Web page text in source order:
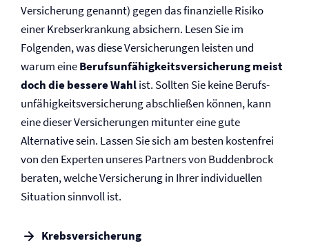
Versicherung genannt) gegen das finanzielle Risiko
einer Krebserkrankung absichern. Lesen Sie im
Folgenden, was diese Versicherungen leisten und
warum eineBerufs­unfähigkeits­versicherung meist
doch die bessere Wahlist. Sollten Sie keine Berufs­
unfähigkeits­versicherung abschließen können, kann
eine dieser Versicherungen mitunter eine gute
Alternative sein. Lassen Sie sich am besten kostenfrei
von den Experten unseres Partners von Buddenbrock
beraten, welche Versicherung in Ihrer individuellen
Situation sinnvoll ist.
Krebs­versicherung